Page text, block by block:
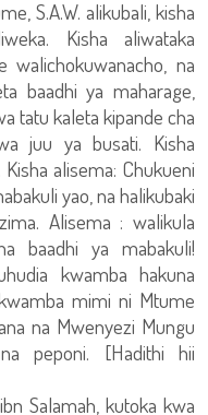
S.A.W. alikubali, kisha
Kisha aliwataka
walichokuwanacho, na
baadhi ya maharage,
tatu kaleta kipande cha
juu ya busati. Kisha
alisema: Chukueni
yao, na halikubaki
Alisema : walikula
baadhi ya mabakuli!
kwamba hakuna
mimi ni Mtume
na Mwenyezi Mungu
peponi. [Hadithi hii
Salamah, kutoka kwa